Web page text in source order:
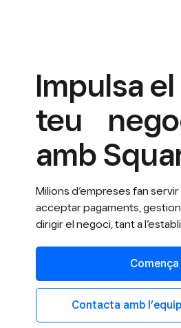
Impulsa el
teu
amb
Milions d’empreses fan
acceptar pagaments,
dirigir el negoci, tant a
Comença
Contacta amb